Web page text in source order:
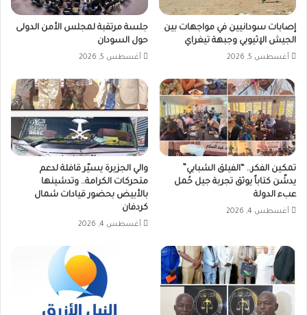
إصابات سودانيين في مواجهات بين
الجيش الإثيوبي وجبهة تيغراي
أغسطس 5, 2026
جلسة مرتقبة لمجلس الأمن الدولى
حول السودان
أغسطس 5, 2026
تمكين الفكر.. “الفيلق الشبابي”
يدشّن كتاباً يوثق تجربة جيل حُمل
عبء الدولة
أغسطس 4, 2026
والي الجزيرة يسيّر قافلة لدعم
متحركات الكرامة.. وتدشينها
بالأبيض بحضور قيادات شمال
كردفان
أغسطس 4, 2026